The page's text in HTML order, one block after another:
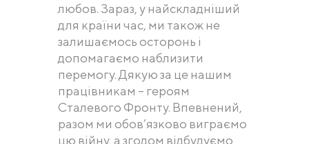
любов. Зараз, у найскладніший
для країни час, ми також не
залишаємось осторонь і
допомагаємо наблизити
перемогу. Дякую за це нашим
працівникам – героям
Сталевого Фронту. Впевнений,
разом ми обов’язково виграємо
цю війну, а згодом відбудуємо